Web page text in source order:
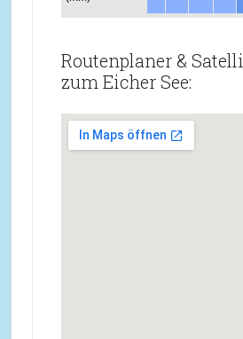
Routenplaner &
zum Eicher See: